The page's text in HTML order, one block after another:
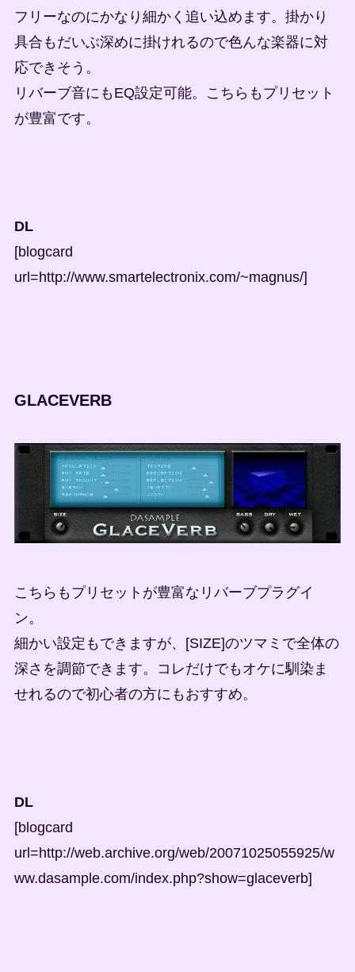
フリーなのにかなり細かく追い込めます。掛かり
具合もだいぶ深めに掛けれるので色んな楽器に対
応できそう。
リバーブ音にもEQ設定可能。こちらもプリセット
が豊富です。
DL
[blogcard
url=http://www.smartelectronix.com/~magnus/]
GLACEVERB
こちらもプリセットが豊富なリバーブプラグイ
ン。
細かい設定もできますが、[SIZE]のツマミで全体の
深さを調節できます。コレだけでもオケに馴染ま
せれるので初心者の方にもおすすめ。
DL
[blogcard
url=http://web.archive.org/web/20071025055925/w
ww.dasample.com/index.php?show=glaceverb]